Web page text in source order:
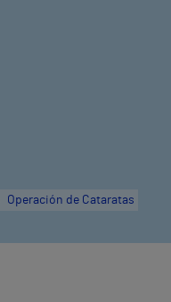
Operación de Cataratas